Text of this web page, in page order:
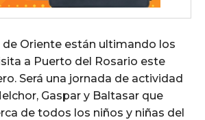
de Oriente están ultimando los
a Puerto del Rosario este
Será una jornada de actividad
Gaspar y Baltasar que
de todos los niños y niñas del